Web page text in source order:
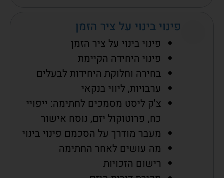
פינוי בינוי על ציר הזמן
פינוי בינוי על ציר הזמן
פינוי היחידה הקיימת
בחירה וחלוקת היחידות לבעלים
ערבויות, ליווי בנקאי
צ'ק ליסט מסמכים לחתימה: ייפויי
כח, פרוטוקול יזם, נוסח אישור
מעבר מודרך על הסכמם פינוי בינוי
מה עושים לאחר החתימה
רישום הזכויות